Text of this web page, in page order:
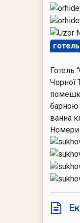
Готель
Чорної
барною
ванна
Номери